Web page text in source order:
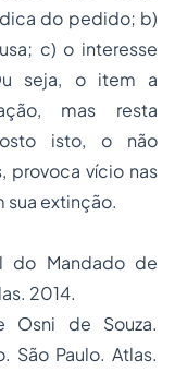
do pedido; b)
c) o interesse
seja, o item a
mas resta
isto, o não
provoca vício nas
sua extinção.
do Mandado de
2014.
Osni de Souza.
São Paulo. Atlas.